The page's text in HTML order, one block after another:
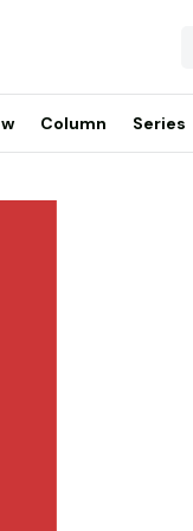
Column Series